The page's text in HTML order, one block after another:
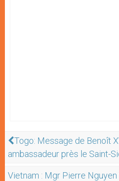
Togo: Message de Benoît
ambassadeur près le Saint-
Vietnam : Mgr Pierre Nguyen